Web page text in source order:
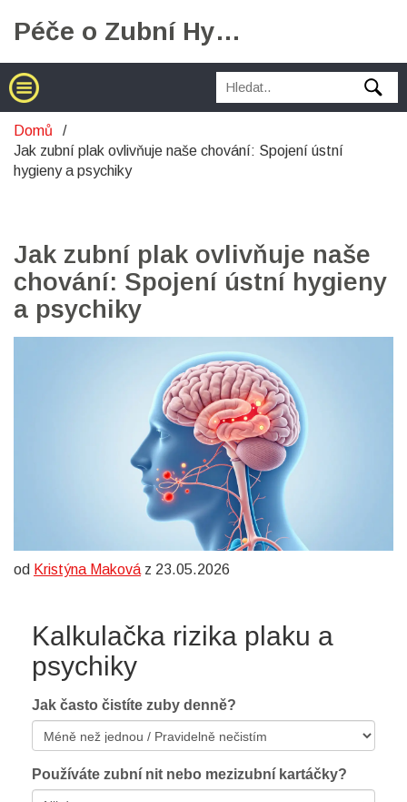
Péče o Zubní Hygienu
Domů
Jak zubní plak ovlivňuje naše chování: Spojení ústní
hygieny a psychiky
Jak zubní plak ovlivňuje naše
chování: Spojení ústní hygieny
a psychiky
od Kristýna Maková z 23.05.2026
Kalkulačka rizika plaku a
psychiky
Jak často čistíte zuby denně?
Používáte zubní nit nebo mezizubní kartáčky?